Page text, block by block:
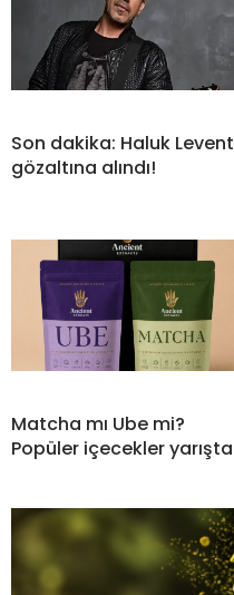
Son dakika: Haluk Levent
gözaltına alındı!
Matcha mı Ube mi?
Popüler içecekler yarışta